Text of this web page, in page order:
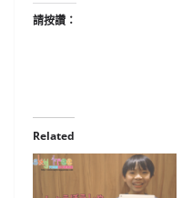
請按讚：
Related